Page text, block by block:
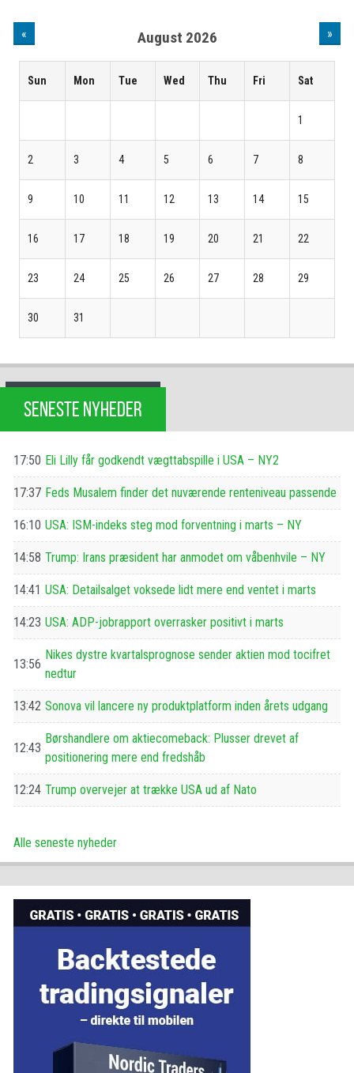
« August 2026 »
Sun Mon Tue Wed Thu Fri Sat
1
2 3 4 5 6 7 8
9 10 11 12 13 14 15
16 17 18 19 20 21 22
23 24 25 26 27 28 29
30 31
SENESTE NYHEDER
17:50 Eli Lilly får godkendt vægttabspille i USA – NY2
17:37 Feds Musalem finder det nuværende renteniveau passende
16:10 USA: ISM-indeks steg mod forventning i marts – NY
14:58 Trump: Irans præsident har anmodet om våbenhvile – NY
14:41 USA: Detailsalget voksede lidt mere end ventet i marts
14:23 USA: ADP-jobrapport overrasker positivt i marts
13:56
Nikes dystre kvartalsprognose sender aktien mod tocifret
nedtur
13:42 Sonova vil lancere ny produktplatform inden årets udgang
12:43
Børshandlere om aktiecomeback: Plusser drevet af
positionering mere end fredshåb
12:24 Trump overvejer at trække USA ud af Nato
Alle seneste nyheder